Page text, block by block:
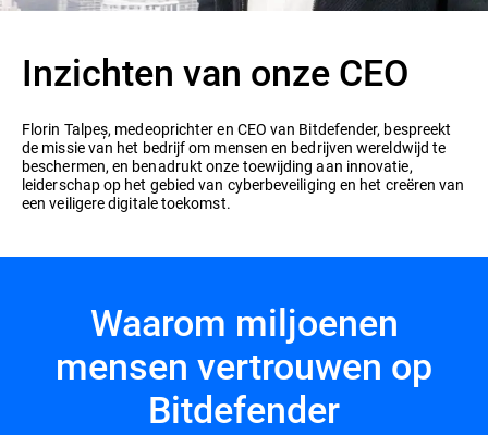
Inzichten van onze CEO
Florin Talpeș, medeoprichter en CEO van Bitdefender, bespreekt
de missie van het bedrijf om mensen en bedrijven wereldwijd te
beschermen, en benadrukt onze toewijding aan innovatie,
leiderschap op het gebied van cyberbeveiliging en het creëren van
een veiligere digitale toekomst.
Waarom miljoenen
mensen vertrouwen op
Bitdefender